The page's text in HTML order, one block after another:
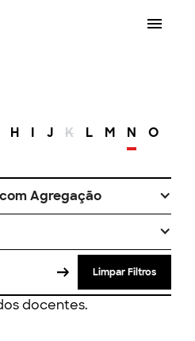
H I J K L M N O
Agregação
Limpar Filtros
docentes.